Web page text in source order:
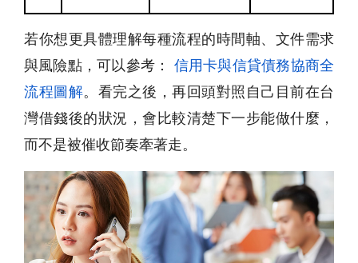
若你想更具體理解每種流程的時間軸、文件需求
與風險點，可以參考：
信用卡與信貸債務協商全
流程圖解。看完之後，再回頭對照自己目前在台
灣借錢後的狀況，會比較清楚下一步能做什麼，
而不是被催收節奏牽著走。